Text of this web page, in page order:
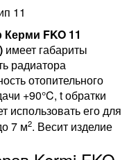
FKO 11
имеет габариты
радиатора
отопительного
+90°C, t обратки
использовать его для
7 м2. Весит изделие